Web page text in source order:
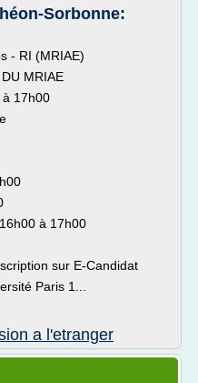
Sorbonne:
- RI (MRIAE)
MRIAE
17h00
à 17h00
sur E-Candidat
Paris 1...
a l'etranger